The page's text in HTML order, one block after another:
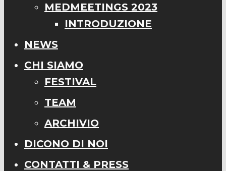
MEDMEETINGS 2023
INTRODUZIONE
NEWS
CHI SIAMO
FESTIVAL
TEAM
ARCHIVIO
DICONO DI NOI
CONTATTI & PRESS